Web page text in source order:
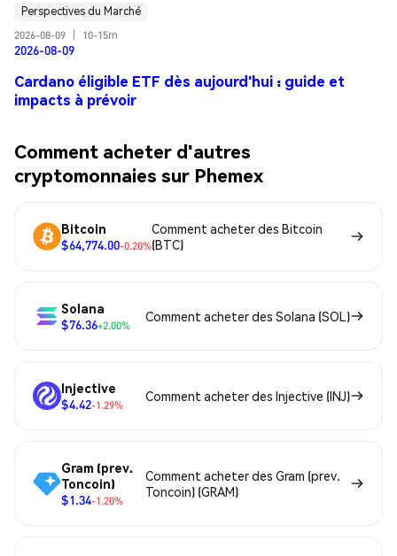
Perspectives du Marché
2026-08-09
10-15m
2026-08-09
Cardano éligible ETF dès aujourd'hui : guide et
impacts à prévoir
Comment acheter d'autres
cryptomonnaies sur Phemex
Bitcoin
$64,774.00-0.20%
Comment acheter des Bitcoin
(BTC)
Solana
$76.36+2.00%
Comment acheter des Solana (SOL)
Injective
$4.42-1.29%
Comment acheter des Injective (INJ)
Gram (prev.
Toncoin)
$1.34-1.20%
Comment acheter des Gram (prev.
Toncoin) (GRAM)